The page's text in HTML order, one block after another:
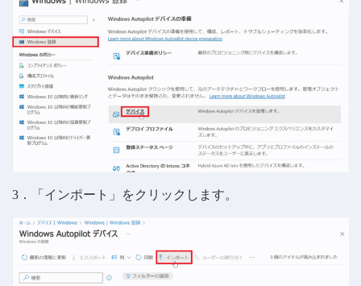
3．「インポート」をクリックします。